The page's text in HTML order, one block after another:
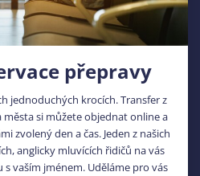
přepravy
jednoduchých krocích. Transfer z
si můžete objednat online a
zvolený den a čas. Jeden z našich
anglicky mluvících řidičů na vás
s vaším jménem. Uděláme pro vás